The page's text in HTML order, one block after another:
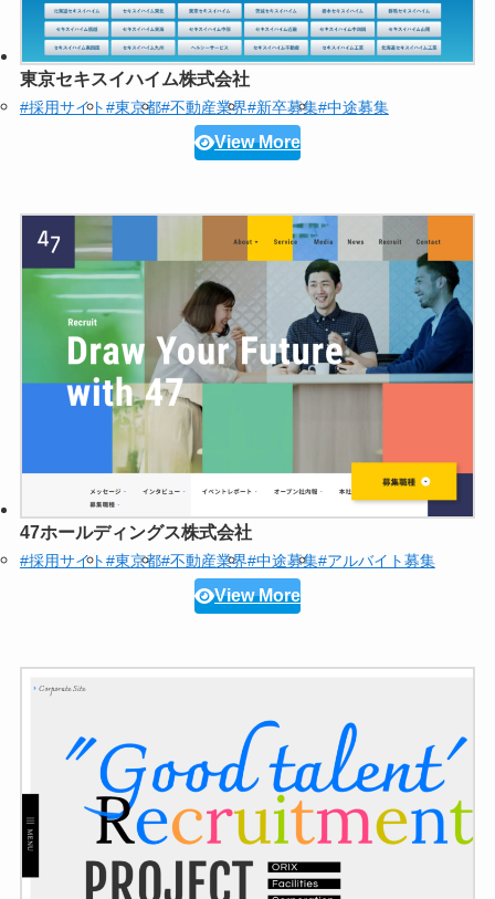
東京セキスイハイム株式会社
#採用サイト#東京都#不動産業界#新卒募集#中途募集
View More
47ホールディングス株式会社
#採用サイト#東京都#不動産業界#中途募集#アルバイト募集
View More